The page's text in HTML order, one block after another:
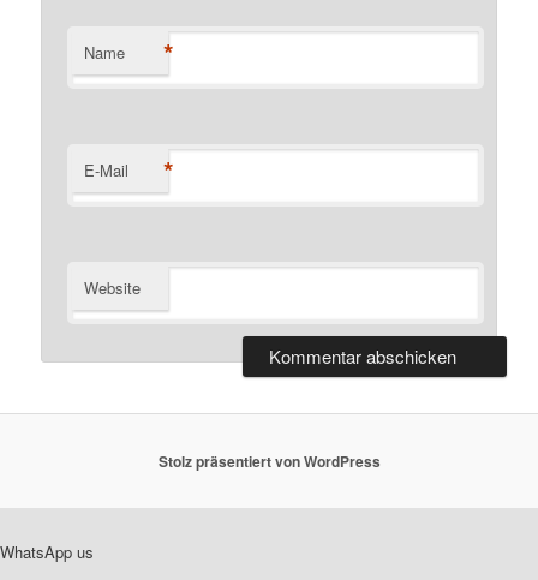
Name *
E-Mail *
Website
Stolz präsentiert von WordPress
WhatsApp us